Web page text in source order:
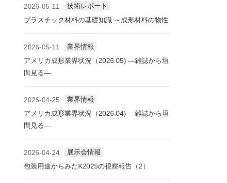
2026-05-11
技術レポート
プラスチック材料の基礎知識 ～成形材料の物性
2026-05-11
業界情報
アメリカ成形業界状況（2026.05) ―雑誌から垣
間見る―
2026-04-25
業界情報
アメリカ成形業界状況（2026.04) ―雑誌から垣
間見る―
2026-04-24
展示会情報
包装用途からみたK2025の視察報告（2）